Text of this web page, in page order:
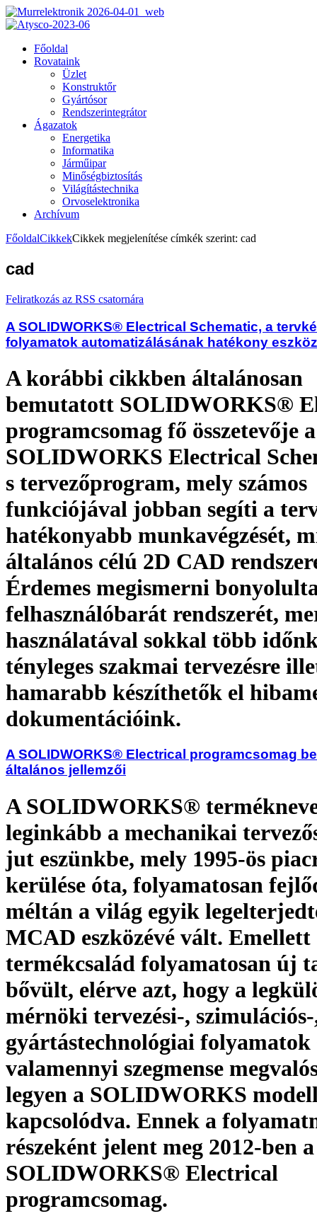
Főoldal
Rovataink
Üzlet
Konstruktőr
Gyártósor
Rendszerintegrátor
Ágazatok
Energetika
Informatika
Járműipar
Minőségbiztosítás
Világítástechnika
Orvoselektronika
Archívum
FőoldalCikkekCikkek megjelenítése címkék szerint: cad
cad
Feliratkozás az RSS csatornára
A SOLIDWORKS® Electrical Schematic, a
folyamatok automatizálásának hatékony
A korábbi cikkben általánosan
bemutatott SOLIDWORKS®
programcsomag fő összetevője a
SOLIDWORKS Electrical
s tervezőprogram, mely számos
funkciójával jobban segíti a
hatékonyabb munkavégzését,
általános célú 2D CAD
Érdemes megismerni
felhasználóbarát rendszerét,
használatával sokkal több
tényleges szakmai tervezésre
hamarabb készíthetők el
dokumentációink.
A SOLIDWORKS® Electrical programcsomag
általános jellemzői
A SOLIDWORKS®
leginkább a mechanikai
jut eszünkbe, mely 1995-ös
kerülése óta, folyamatosan
méltán a világ egyik
MCAD eszközévé vált. Emellett
termékcsalád folyamatosan új
bővült, elérve azt, hogy a
mérnöki tervezési-,
gyártástechnológiai folyamatok
valamennyi szegmense
legyen a SOLIDWORKS
kapcsolódva. Ennek a
részeként jelent meg 2012-ben a
SOLIDWORKS® Electrical
programcsomag.